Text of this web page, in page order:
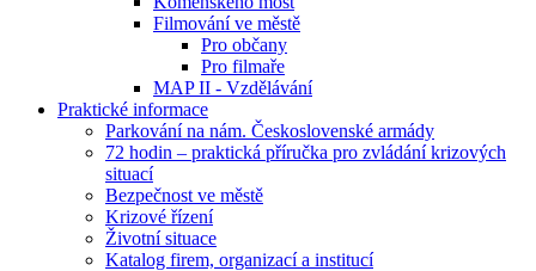
Filmování ve městě
Pro občany
Pro filmaře
MAP II - Vzdělávání
Praktické informace
Parkování na nám. Československé armády
72 hodin – praktická příručka pro zvládání krizových
situací
Bezpečnost ve městě
Krizové řízení
Životní situace
Katalog firem, organizací a institucí